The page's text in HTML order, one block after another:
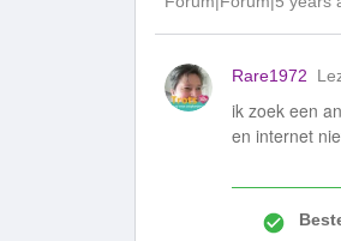
Rare1972
ik zoek een
en internet